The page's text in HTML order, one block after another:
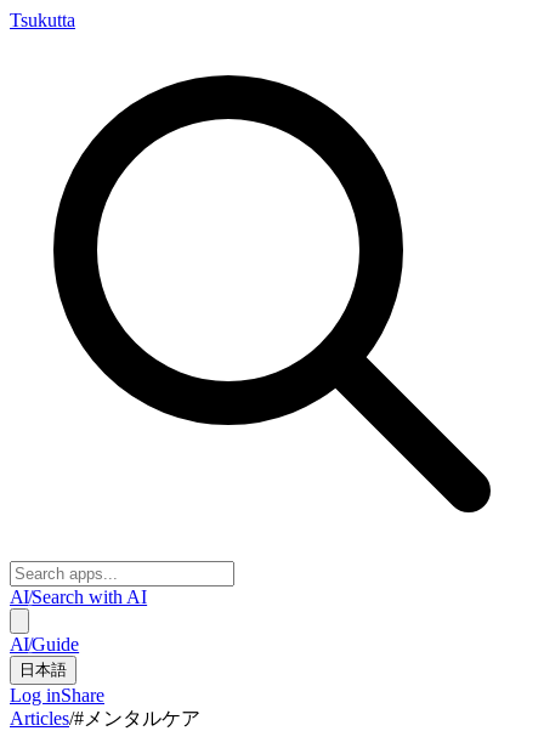
Tsukutta
AI/Search with AI
AI/Guide
日本語
Log inShare
Articles/# メンタルケア